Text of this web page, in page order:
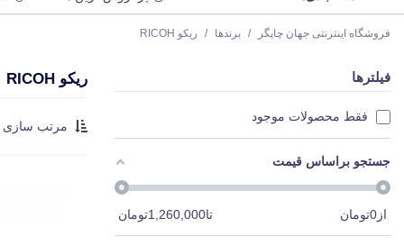
فروشگاه اینترنتی جهان چاپگر / برندها / ریکو RICOH
فیلترها
فقط محصولات موجود
جستجو براساس قیمت
از 0تومان تا1,260,000تومان
ریکو RICOH
مرتب سازی